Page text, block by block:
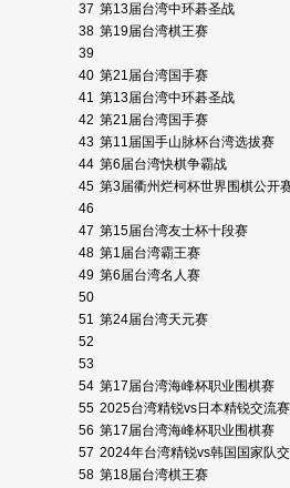
37 第13届台湾中环碁圣战
38 第19届台湾棋王赛
39
40 第21届台湾国手赛
41 第13届台湾中环碁圣战
42 第21届台湾国手赛
43 第11届国手山脉杯台湾选拔赛
44 第6届台湾快棋争霸战
45 第3届衢州烂柯杯世界围棋公开
46
47 第15届台湾友士杯十段赛
48 第1届台湾霸王赛
49 第6届台湾名人赛
50
51 第24届台湾天元赛
52
53
54 第17届台湾海峰杯职业围棋赛
55 2025台湾精锐vs日本精锐交流赛
56 第17届台湾海峰杯职业围棋赛
57 2024年台湾精锐vs韩国国家队
58 第18届台湾棋王赛